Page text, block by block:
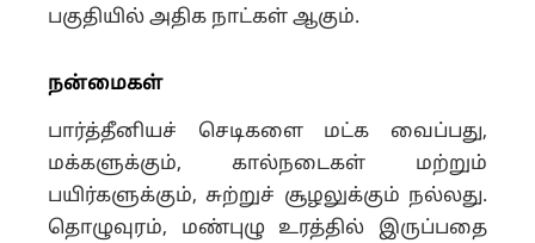
பகுதியில் அதிக நாட்கள் ஆகும்.
நன்மைகள்
பார்த்தீனியச் செடிகளை மட்க வைப்பது,
மக்களுக்கும், கால்நடைகள் மற்றும்
பயிர்களுக்கும், சுற்றுச் சூழலுக்கும் நல்லது.
தொழுவுரம், மண்புழு உரத்தில் இருப்பதை